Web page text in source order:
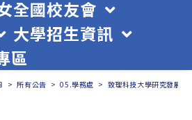
全國校友會
大學招生資訊
區
> 所有公告 > 05.學務處 > 致理科技大學研究發展